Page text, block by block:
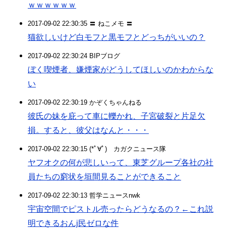
ｗｗｗｗｗｗ
2017-09-02 22:30:35 〓 ねこメモ 〓
猫欲しいけど白モフと黒モフとどっちがいいの？
2017-09-02 22:30:24 BIPブログ
ぼく喫煙者、嫌煙家がどうしてほしいのかわからな
い
2017-09-02 22:30:19 かぞくちゃんねる
彼氏の妹を庇って車に轢かれ、子宮破裂と片足欠
損。すると、彼父はなんと・・・
2017-09-02 22:30:15 (*ﾟ∀ﾟ)ゞカガクニュース隊
ヤフオクの何が悲しいって、東芝グループ各社の社
員たちの窮状を垣間見ることができること
2017-09-02 22:30:13 哲学ニュースnwk
宇宙空間でピストル売ったらどうなるの？←これ説
明できるおんj民ゼロな件